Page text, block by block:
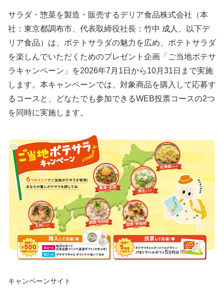
サラダ・惣菜を製造・販売するデリア食品株式会社（本
社：東京都調布市、代表取締役社長：竹中 成人、以下デ
リア食品）は、ポテトサラダの魅力を広め、ポテトサラダ
を楽しんでいただくためのプレゼント企画「ご当地ポテサ
ラキャンペーン」を2026年7月1日から10月31日まで実施
します。本キャンペーンでは、対象商品を購入して応募す
るコースと、どなたでも参加できるWEB投票コースの2つ
を同時に実施します。
キャンペーンサイト